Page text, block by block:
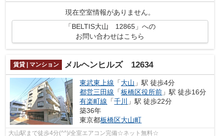
現在空室情報がありません。
「BELTIS大山 12865」への
お問い合わせはこちら
賃貸 | マンション メルヘンヒルズ 12634
東武東上線 「大山 」駅 徒歩4分
都営三田線 「板橋区役所前 」駅 徒歩16分
有楽町線 「千川
」駅 徒歩22分
築36年
東京都板橋区大山町
大山駅まで徒歩4分(^^)/全室エアコン完備☆ネット無料☆